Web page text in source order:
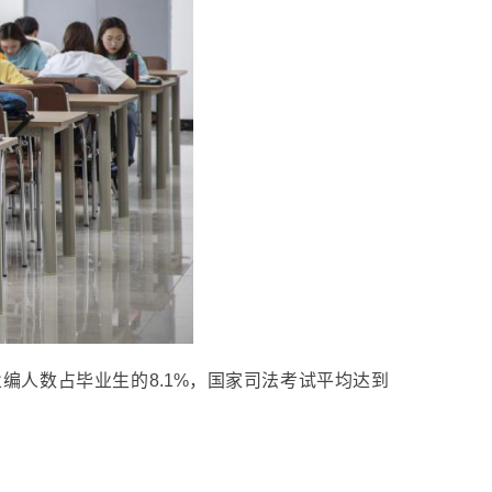
人数占毕业生的8.1%，国家司法考试平均达到